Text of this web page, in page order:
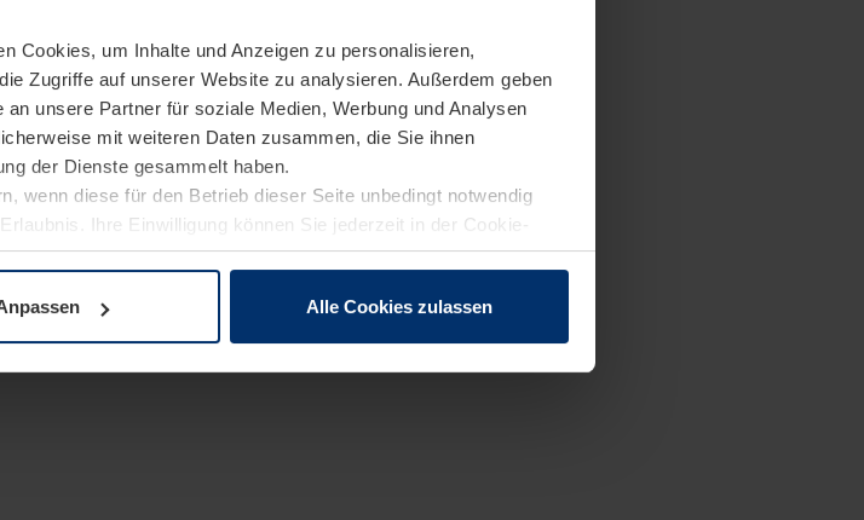
Cookies, um Inhalte und Anzeigen zu personalisieren,
Zugriffe auf unserer Website zu analysieren. Außerdem geben
unsere Partner für soziale Medien, Werbung und Analysen
mit weiteren Daten zusammen, die Sie ihnen
der Dienste gesammelt haben.
wenn diese für den Betrieb dieser Seite unbedingt notwendig
Ihre Einwilligung können Sie jederzeit in der Cookie-
Website ändern oder widerrufen.
Alle Cookies zulassen